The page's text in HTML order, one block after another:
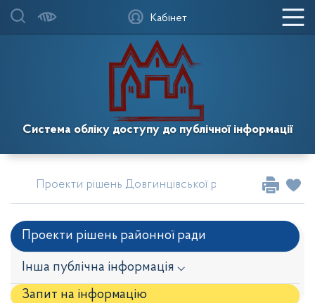
Система обліку доступу до публічної інформації
Кабінет
Проекти рішень Довгинцівської районної в місті
Проекти рішень районної ради
Інша публічна інформація ⌵
Запит на iнформацію